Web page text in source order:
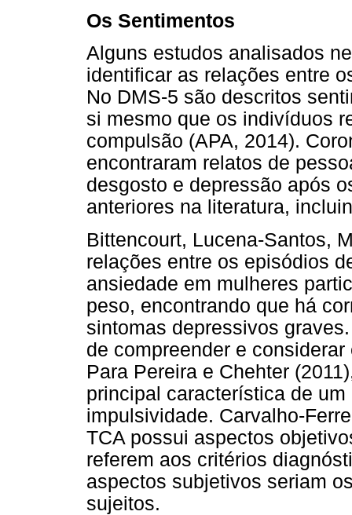
Os Sentimentos
Alguns estudos analisados
identificar as relações entre
No DMS-5 são descritos
si mesmo que os indivíduos
compulsão (APA, 2014).
encontraram relatos de
desgosto e depressão após
anteriores na literatura,
Bittencourt, Lucena-Santos,
relações entre os episódios
ansiedade em mulheres
peso, encontrando que há
sintomas depressivos
de compreender e
Para Pereira e Chehter
principal característica de
impulsividade. Carvalho-
TCA possui aspectos
referem aos critérios
aspectos subjetivos seriam
sujeitos.